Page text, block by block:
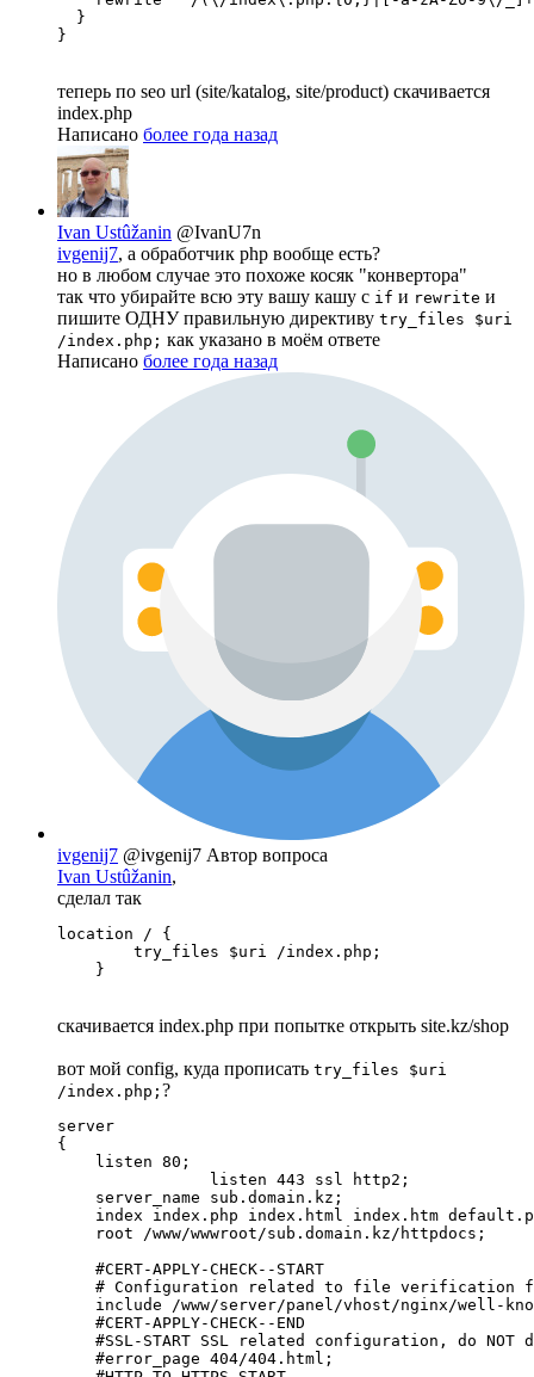
  }
}
теперь по seo url (site/katalog, site/product) скачивается
index.php
Написано более года назад
Ivan Ustûžanin @IvanU7n
ivgenij7, а обработчик php вообще есть?
но в любом случае это похоже косяк "конвертора"
так что убирайте всю эту вашу кашу с if и rewrite и
пишите ОДНУ правильную директиву try_files $uri
/index.php; как указано в моём ответе
Написано более года назад
ivgenij7 @ivgenij7 Автор вопроса
Ivan Ustûžanin,
сделал так
location / {
        try_files $uri /index.php;
    }
скачивается index.php при попытке открыть site.kz/shop
вот мой config, куда прописать try_files $uri
/index.php; ?
server
{
    listen 80;
    server_name sub.domain.kz;
index index.php index.html index.htm
    root /www/wwwroot/sub.domain.kz/httpdocs;
    #CERT-APPLY-CHECK--START
# Configuration related to file verification
include /www/server/panel/vhost/nginx/well-
    #CERT-APPLY-CHECK--END
#SSL-START SSL related configuration, do NOT
    #error_page 404/404.html;